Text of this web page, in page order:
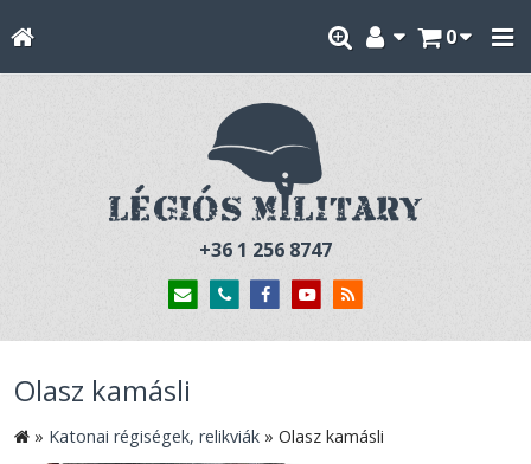
0
+36 1 256 8747
Olasz kamásli
» Katonai régiségek, relikviák » Olasz kamásli